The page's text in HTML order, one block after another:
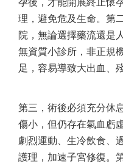
理，避免危及生命。第
院，無論選擇藥流還是
無資質小診所，非正規
足，容易導致大出血、
第三，術後必須充分休
傷小，但仍存在氣血虧
劇烈運動、生冷飲食、
護理，加速子宮修復。